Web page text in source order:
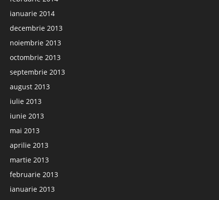
ianuarie 2014
decembrie 2013
noiembrie 2013
octombrie 2013
septembrie 2013
august 2013
iulie 2013
iunie 2013
mai 2013
aprilie 2013
martie 2013
februarie 2013
ianuarie 2013